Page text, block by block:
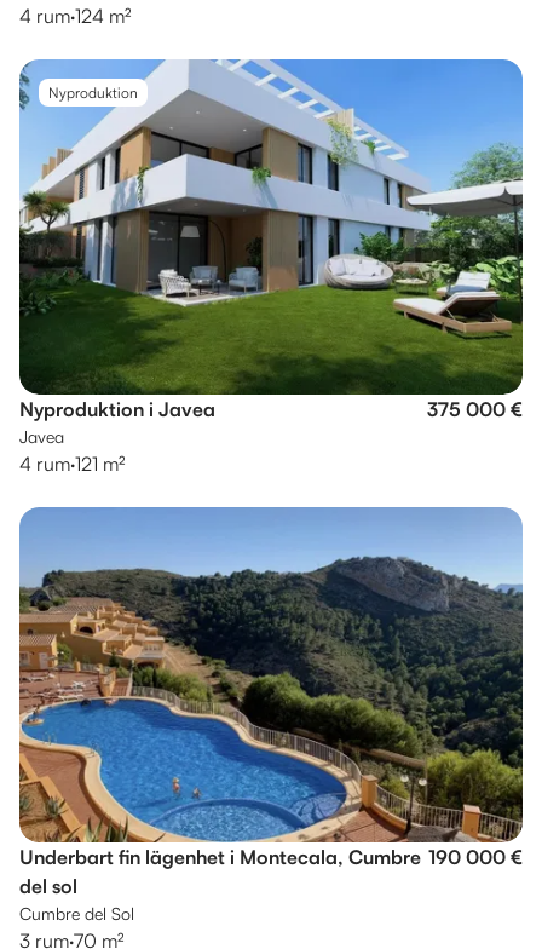
4 rum·124 m²
Nyproduktion
Nyproduktion i Javea 375 000 €
Javea
4 rum·121 m²
Underbart fin lägenhet i Montecala, Cumbre
del sol
190 000 €
Cumbre del Sol
3 rum·70 m²